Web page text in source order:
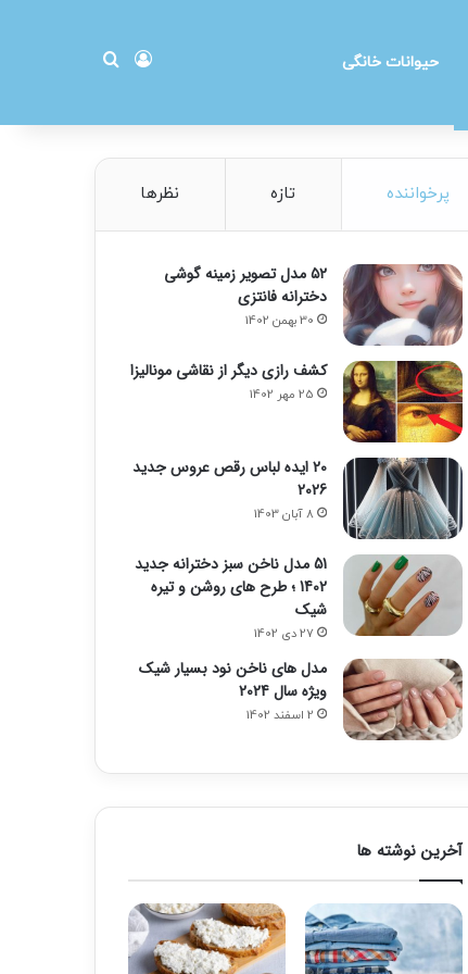
حیوانات خانگی ورود
پرخواننده تازه نظرها
۵۲ مدل تصویر زمینه گوشی
دخترانه فانتزی
30 بهمن 1402
کشف رازی دیگر از نقاشی مونالیزا
25 مهر 1402
20 ایده لباس رقص عروس جدید
2026
8 آبان 1403
51 مدل ناخن سبز دخترانه جدید
1402 ؛ طرح های روشن و تیره
شیک
27 دی 1402
مدل های ناخن نود بسیار شیک
ویژه سال 2024
2 اسفند 1402
آخرین نوشته ها